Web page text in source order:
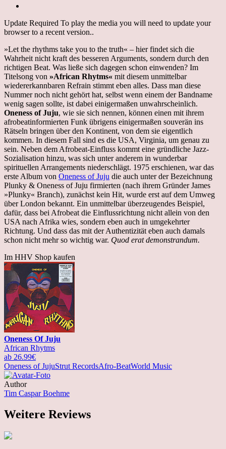
Update Required To play the media you will need to update your
browser to a recent version..
»Let the rhythms take you to the truth« – hier findet sich die
Wahrheit nicht kraft des besseren Arguments, sondern durch den
richtigen Beat. Was ließe sich dagegen schon einwenden? Im
Titelsong von »African Rhytms« mit diesem unmittelbar
wiedererkannbaren Refrain stimmt eben alles. Dass man diese
Nummer noch nicht gehört hat, selbst wenn einem der Bandname
wenig sagen sollte, ist dabei einigermaßen unwahrscheinlich.
Oneness of Juju, wie sie sich nennen, können einen mit ihrem
afrobeatinformierten Funk übrigens einigermaßen souverän ins
Rätseln bringen über den Kontinent, von dem sie eigentlich
kommen. In diesem Fall sind es die USA, Virginia, um genau zu
sein. Neben dem Afrobeat-Einfluss kommt eine gründliche Jazz-
Sozialisation hinzu, was sich unter anderem in wunderbar
spirituellen Arrangements niederschlägt. 1975 erschienen, war das
erste Album von Oneness of Juju die auch unter der Bezeichnung
Plunky & Oneness of Juju firmierten (nach ihrem Gründer James
»Plunky« Branch), zunächst kein Hit, wurde erst auf dem Umweg
über London bekannt. Ein unmittelbar überzeugendes Beispiel,
dafür, dass bei Afrobeat die Einflussrichtung nicht allein von den
USA nach Afrika wies, sondern eben auch in umgekehrter
Richtung. Und dass das mit der Authentizität eben auch damals
schon nicht mehr so wichtig war. Quod erat demonstrandum.
Im HHV Shop kaufen
Oneness Of Juju
African Rhytms
ab 26.99€
Oneness of JujuStrut RecordsAfro-BeatWorld Music
Author
Tim Caspar Boehme
Weitere Reviews